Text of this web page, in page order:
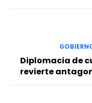
Diplomacia de
revierte